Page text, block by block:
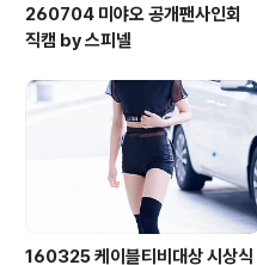
260704 미야오 공개팬사인회
직캠 by 스피넬
160325 케이블티비대상 시상식